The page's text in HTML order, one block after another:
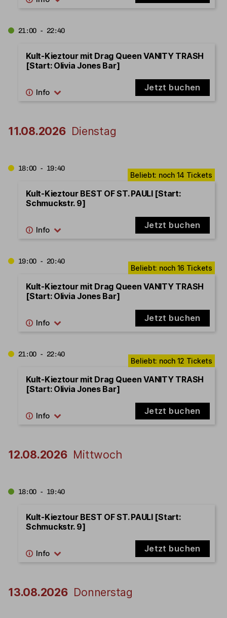
21:00 - 22:40
Kult-Kieztour mit Drag Queen VANITY TRASH
[Start: Olivia Jones Bar]
Jetzt buchen
11.08.2026 Dienstag
18:00 - 19:40
Kult-Kieztour BEST OF ST. PAULI [Start:
Schmuckstr. 9]
Jetzt buchen
19:00 - 20:40
Kult-Kieztour mit Drag Queen VANITY TRASH
[Start: Olivia Jones Bar]
Jetzt buchen
21:00 - 22:40
Kult-Kieztour mit Drag Queen VANITY TRASH
[Start: Olivia Jones Bar]
Jetzt buchen
12.08.2026 Mittwoch
18:00 - 19:40
Kult-Kieztour BEST OF ST. PAULI [Start:
Schmuckstr. 9]
Jetzt buchen
13.08.2026 Donnerstag